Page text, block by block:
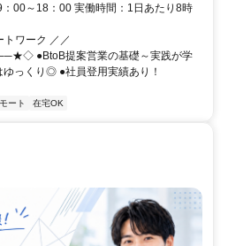
00～18：00 実働時間：1日あたり8時
トワーク ／／
●BtoB提案営業の基礎～実践が学
っくり◎ ●社員登用実績あり！
ート 在宅OK